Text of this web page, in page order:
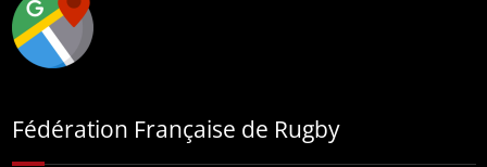
Fédération Française de Rugby